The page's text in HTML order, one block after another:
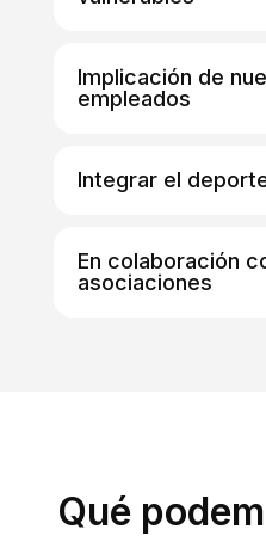
Implicación de
empleados
Integrar el
En colaboración
asociaciones
Qué